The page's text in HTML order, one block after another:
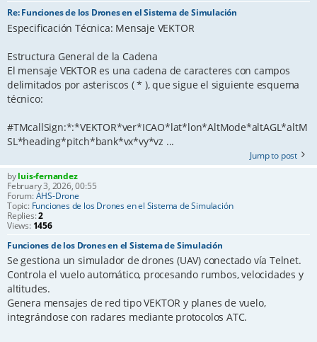
Re: Funciones de los Drones en el Sistema de Simulación
Especificación Técnica: Mensaje VEKTOR
Estructura General de la Cadena
El mensaje VEKTOR es una cadena de caracteres con campos
delimitados por asteriscos ( * ), que sigue el siguiente esquema
técnico:
#TMcallSign:*:*VEKTOR*ver*ICAO*lat*lon*AltMode*altAGL*altM
SL*heading*pitch*bank*vx*vy*vz ...
Jump to post
byluis-fernandez
February 3, 2026, 00:55
Forum:AHS-Drone
Topic: Funciones de los Drones en el Sistema de Simulación
Replies:2
Views: 1456
Funciones de los Drones en el Sistema de Simulación
Se gestiona un simulador de drones (UAV) conectado vía Telnet.
Controla el vuelo automático, procesando rumbos, velocidades y
altitudes.
Genera mensajes de red tipo VEKTOR y planes de vuelo,
integrándose con radares mediante protocolos ATC.